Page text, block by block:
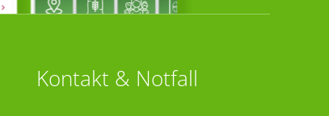
Kontakt & Notfall